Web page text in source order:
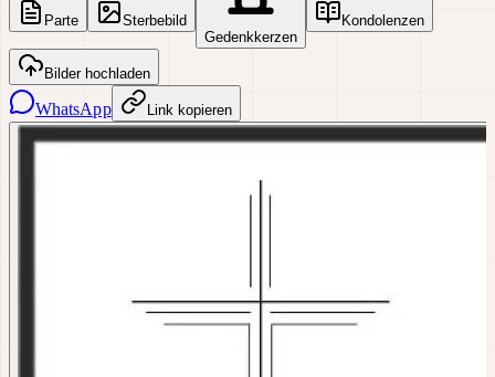
Parte
Sterbebild
Gedenkkerzen
Kondolenzen
Bilder hochladen
WhatsApp Link kopieren